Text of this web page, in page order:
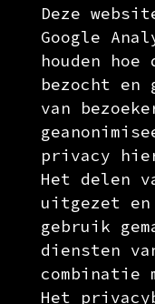
Deze
Google
houden
bezocht en
van
privacy
Het delen
uitgezet en
gebruik
diensten
combinatie
Het